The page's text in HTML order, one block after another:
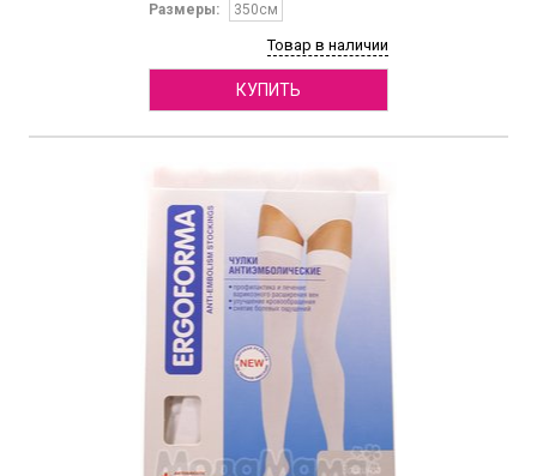
Размеры:
350см
Товар в наличии
КУПИТЬ